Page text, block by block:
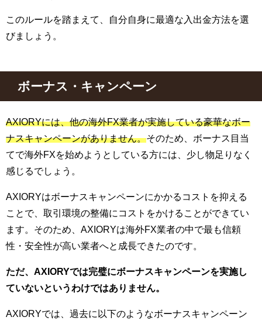
このルールを踏まえて、自分自身に最適な入出金方法を選
びましょう。
ボーナス・キャンペーン
AXIORYには、他の海外FX業者が実施している豪華なボー
ナスキャンペーンがありません。そのため、ボーナス目当
てで海外FXを始めようとしている方には、少し物足りなく
感じるでしょう。
AXIORYはボーナスキャンペーンにかかるコストを抑える
ことで、取引環境の整備にコストをかけることができてい
ます。そのため、AXIORYは海外FX業者の中で最も信頼
性・安全性が高い業者へと成長できたのです。
ただ、AXIORYでは完璧にボーナスキャンペーンを実施し
ていないというわけではありません。
AXIORYでは、過去に以下のようなボーナスキャンペーン